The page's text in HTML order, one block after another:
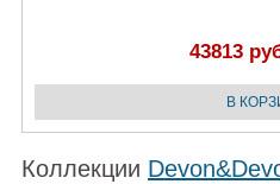
43813
Коллекции